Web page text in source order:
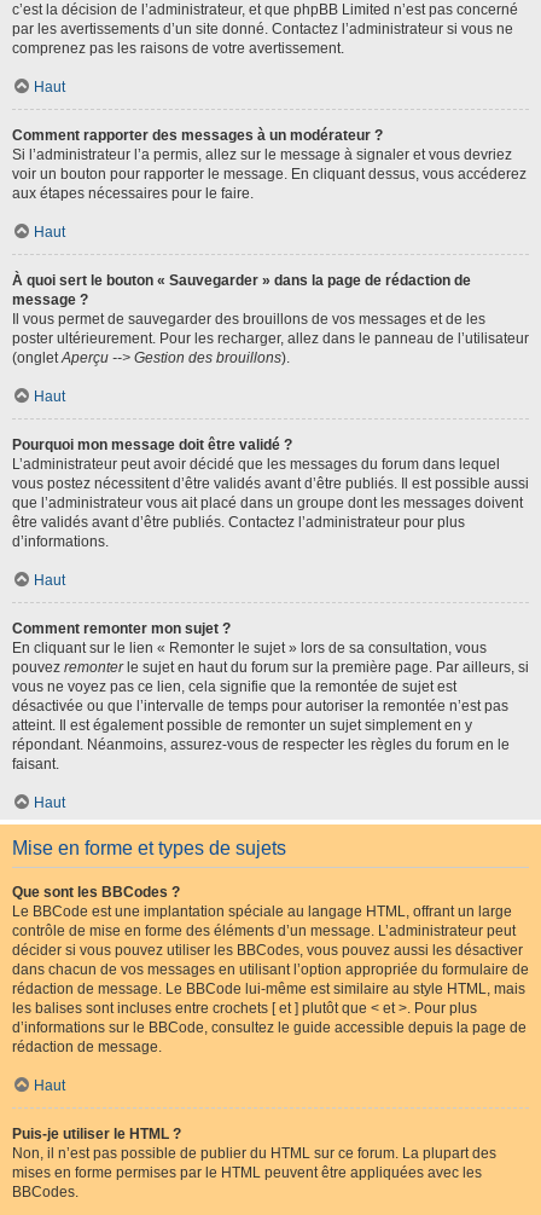
c’est la décision de l’administrateur, et que phpBB Limited n’est pas concerné
par les avertissements d’un site donné. Contactez l’administrateur si vous ne
comprenez pas les raisons de votre avertissement.
Haut
Comment rapporter des messages à un modérateur ?
Si l’administrateur l’a permis, allez sur le message à signaler et vous devriez
voir un bouton pour rapporter le message. En cliquant dessus, vous accéderez
aux étapes nécessaires pour le faire.
Haut
À quoi sert le bouton « Sauvegarder » dans la page de rédaction de
message ?
Il vous permet de sauvegarder des brouillons de vos messages et de les
poster ultérieurement. Pour les recharger, allez dans le panneau de l’utilisateur
(ongletAperçu --> Gestion des brouillons).
Haut
Pourquoi mon message doit être validé ?
L’administrateur peut avoir décidé que les messages du forum dans lequel
vous postez nécessitent d’être validés avant d’être publiés. Il est possible aussi
que l’administrateur vous ait placé dans un groupe dont les messages doivent
être validés avant d’être publiés. Contactez l’administrateur pour plus
d’informations.
Haut
Comment remonter mon sujet ?
En cliquant sur le lien « Remonter le sujet » lors de sa consultation, vous
pouvez remonterle sujet en haut du forum sur la première page. Par ailleurs, si
vous ne voyez pas ce lien, cela signifie que la remontée de sujet est
désactivée ou que l’intervalle de temps pour autoriser la remontée n’est pas
atteint. Il est également possible de remonter un sujet simplement en y
répondant. Néanmoins, assurez-vous de respecter les règles du forum en le
faisant.
Haut
Mise en forme et types de sujets
Que sont les BBCodes ?
Le BBCode est une implantation spéciale au langage HTML, offrant un large
contrôle de mise en forme des éléments d’un message. L’administrateur peut
décider si vous pouvez utiliser les BBCodes, vous pouvez aussi les désactiver
dans chacun de vos messages en utilisant l’option appropriée du formulaire de
rédaction de message. Le BBCode lui-même est similaire au style HTML, mais
les balises sont incluses entre crochets [ et ] plutôt que < et >. Pour plus
d’informations sur le BBCode, consultez le guide accessible depuis la page de
rédaction de message.
Haut
Puis-je utiliser le HTML ?
Non, il n’est pas possible de publier du HTML sur ce forum. La plupart des
mises en forme permises par le HTML peuvent être appliquées avec les
BBCodes.